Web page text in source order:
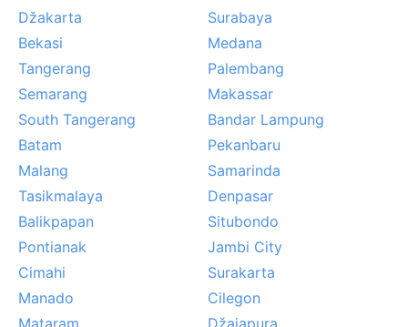
Džakarta
Surabaya
Bekasi
Medana
Tangerang
Palembang
Semarang
Makassar
South Tangerang
Bandar Lampung
Batam
Pekanbaru
Malang
Samarinda
Tasikmalaya
Denpasar
Balikpapan
Situbondo
Pontianak
Jambi City
Cimahi
Surakarta
Manado
Cilegon
Mataram
Džajapura